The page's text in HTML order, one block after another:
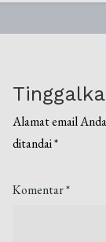
Alamat email
ditandai*
Komentar*